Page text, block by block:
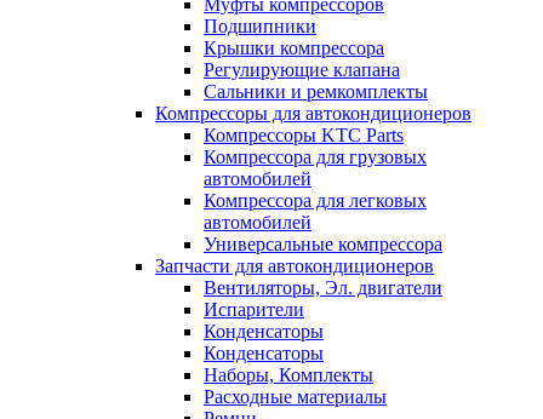
Муфты компрессоров
Подшипники
Крышки компрессора
Регулирующие клапана
Сальники и ремкомплекты
Компрессоры для автокондиционеров
Компрессоры KTC Parts
Компрессора для грузовых
автомобилей
Компрессора для легковых
автомобилей
Универсальные компрессора
Запчасти для автокондиционеров
Вентиляторы, Эл. двигатели
Испарители
Конденсаторы
Конденсаторы
Наборы, Комплекты
Расходные материалы